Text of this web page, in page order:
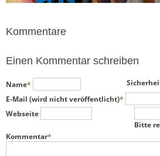
Kommentare
Einen Kommentar schreiben
Pflichtfeld
Name*
Pflichtfeld
E-Mail (wird nicht veröffentlicht)*
Webseite
Bitte
Pflichtfeld
Kommentar*